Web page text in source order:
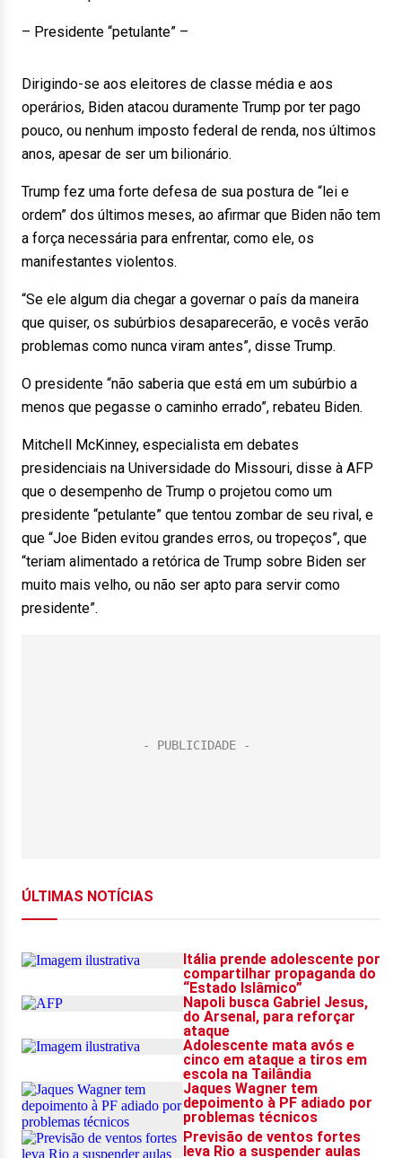
– Presidente “petulante” –
Dirigindo-se aos eleitores de classe média e aos
operários, Biden atacou duramente Trump por ter pago
pouco, ou nenhum imposto federal de renda, nos últimos
anos, apesar de ser um bilionário.
Trump fez uma forte defesa de sua postura de “lei e
ordem” dos últimos meses, ao afirmar que Biden não tem
a força necessária para enfrentar, como ele, os
manifestantes violentos.
“Se ele algum dia chegar a governar o país da maneira
que quiser, os subúrbios desaparecerão, e vocês verão
problemas como nunca viram antes”, disse Trump.
O presidente “não saberia que está em um subúrbio a
menos que pegasse o caminho errado”, rebateu Biden.
Mitchell McKinney, especialista em debates
presidenciais na Universidade do Missouri, disse à AFP
que o desempenho de Trump o projetou como um
presidente “petulante” que tentou zombar de seu rival, e
que “Joe Biden evitou grandes erros, ou tropeços”, que
“teriam alimentado a retórica de Trump sobre Biden ser
muito mais velho, ou não ser apto para servir como
presidente”.